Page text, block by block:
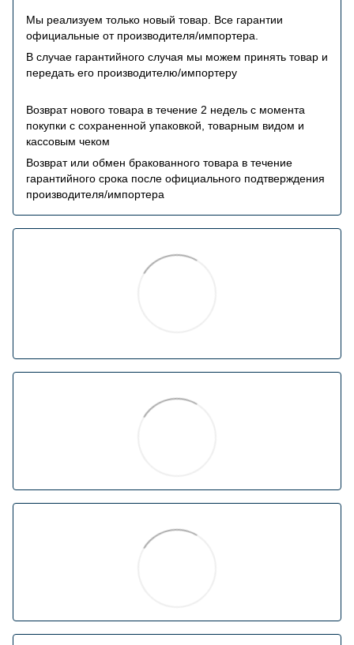
Мы реализуем только новый товар. Все гарантии
официальные от производителя/импортера.
В случае гарантийного случая мы можем принять товар и
передать его производителю/импортеру
Возврат нового товара в течение 2 недель с момента
покупки с сохраненной упаковкой, товарным видом и
кассовым чеком
Возврат или обмен бракованного товара в течение
гарантийного срока после официального подтверждения
производителя/импортера